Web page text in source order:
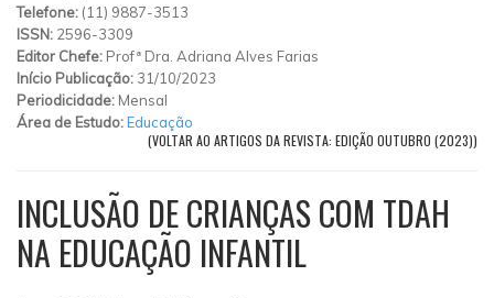
Telefone: (11) 9887-3513
ISSN: 2596-3309
Editor Chefe: Profª Dra. Adriana Alves Farias
Início Publicação: 31/10/2023
Periodicidade: Mensal
Área de Estudo:Educação
(VOLTAR AO ARTIGOS DA REVISTA: EDIÇÃO OUTUBRO (2023))
INCLUSÃO DE CRIANÇAS COM TDAH
NA EDUCAÇÃO INFANTIL